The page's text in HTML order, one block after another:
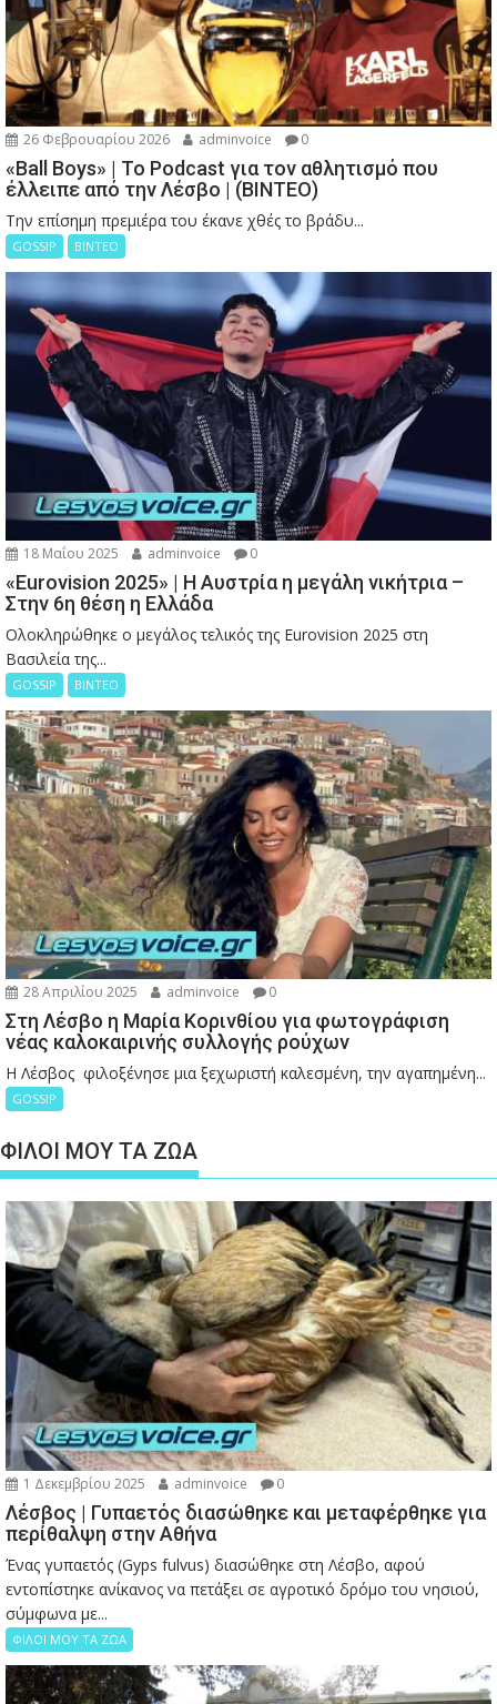
26 Φεβρουαρίου 2026 adminvoice 0
«Ball Boys» | Το Podcast για τον αθλητισμό που
έλλειπε από την Λέσβο | (ΒΙΝΤΕΟ)
Την επίσημη πρεμιέρα του έκανε χθές το βράδυ...
GOSSIP ΒΙΝΤΕΟ
18 Μαΐου 2025 adminvoice 0
«Eurovision 2025» | Η Αυστρία η μεγάλη νικήτρια –
Στην 6η θέση η Ελλάδα
Ολοκληρώθηκε ο μεγάλος τελικός της Eurovision 2025 στη
Βασιλεία της...
GOSSIP ΒΙΝΤΕΟ
28 Απριλίου 2025 adminvoice 0
Στη Λέσβο η Μαρία Κορινθίου για φωτογράφιση
νέας καλοκαιρινής συλλογής ρούχων
Η Λέσβος φιλοξένησε μια ξεχωριστή καλεσμένη, την αγαπημένη...
GOSSIP
ΦΙΛΟΙ ΜΟΥ ΤΑ ΖΩΑ
1 Δεκεμβρίου 2025 adminvoice 0
Λέσβος | Γυπαετός διασώθηκε και μεταφέρθηκε για
περίθαλψη στην Αθήνα
Ένας γυπαετός (Gyps fulvus) διασώθηκε στη Λέσβο, αφού
εντοπίστηκε ανίκανος να πετάξει σε αγροτικό δρόμο του νησιού,
σύμφωνα με...
ΦΙΛΟΙ ΜΟΥ ΤΑ ΖΩΑ